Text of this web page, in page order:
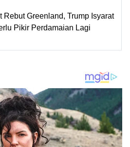
Rebut Greenland, Trump Isyarat
Pikir Perdamaian Lagi